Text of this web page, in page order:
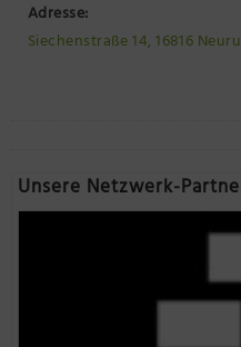
Adresse:
Siechenstraße 14, 16816
Unsere Netzwerk-